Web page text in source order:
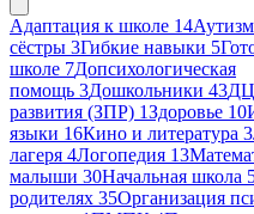
Адаптация к школе 14Аутизм
сёстры 3Гибкие навыки 5
школе 7Допсихологическая
помощь 3Дошкольники 43
развития (ЗПР) 1Здоровье 10
языки 16Кино и литература 3
лагеря 4Логопедия 13
малыши 30Начальная школа
родителях 35Организация